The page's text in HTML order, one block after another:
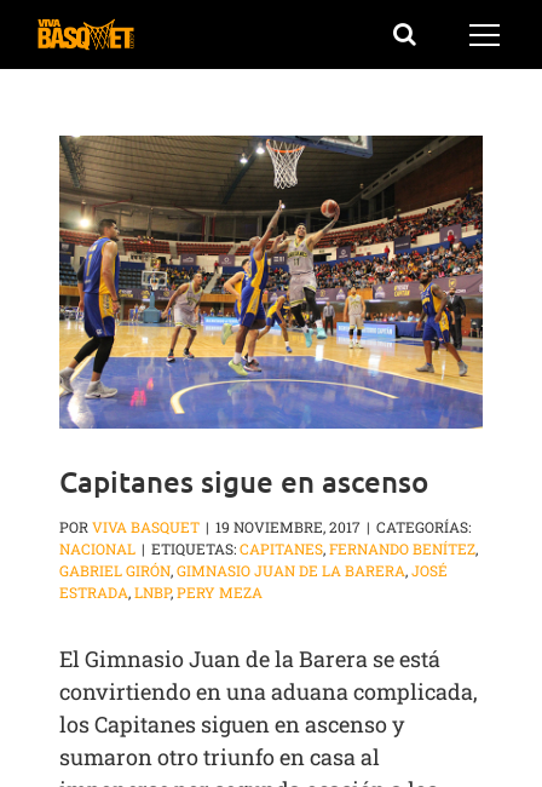
Saltar
Capitanes sigue en ascenso
PORVIVA BASQUET | 19 NOVIEMBRE, 2017 | CATEGORÍAS:
NACIONAL | ETIQUETAS:CAPITANES,FERNANDO BENÍTEZ,
GABRIEL GIRÓN,GIMNASIO JUAN DE LA BARERA,JOSÉ
ESTRADA,LNBP,PERY MEZA
El Gimnasio Juan de la Barera se está
convirtiendo en una aduana complicada,
los Capitanes siguen en ascenso y
sumaron otro triunfo en casa al